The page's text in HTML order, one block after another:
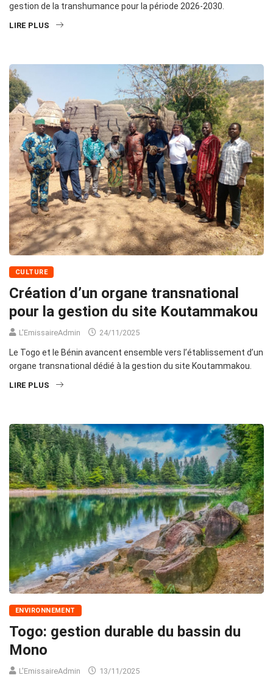
gestion de la transhumance pour la période 2026-2030.
LIRE PLUS
CULTURE
Création d’un organe transnational
pour la gestion du site Koutammakou
L'EmissaireAdmin 24/11/2025
Le Togo et le Bénin avancent ensemble vers l’établissement d’un
organe transnational dédié à la gestion du site Koutammakou.
LIRE PLUS
ENVIRONNEMENT
Togo: gestion durable du bassin du
Mono
L'EmissaireAdmin 13/11/2025